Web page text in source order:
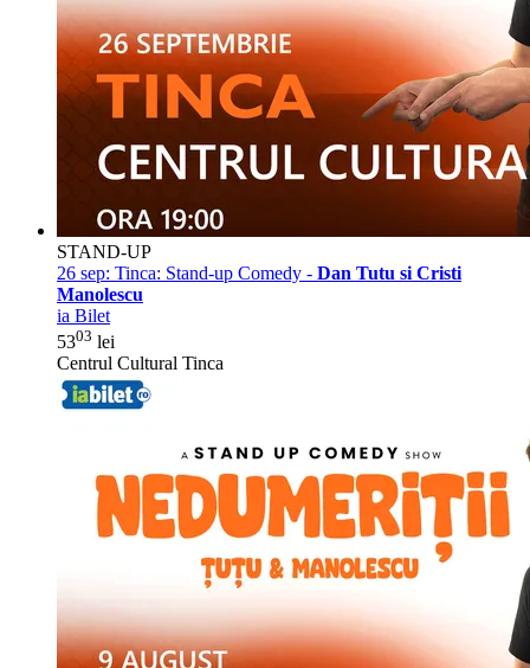
STAND-UP
26 sep: Tinca: Stand-up Comedy - Dan Tutu si Cristi
Manolescu
ia Bilet
5303 lei
Centrul Cultural Tinca